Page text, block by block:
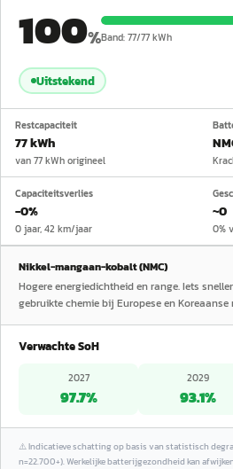
100%Band:77/77kWh
Uitstekend
Restcapaciteit
77 kWh
van 77 kWh origineel
Capaciteitsverlies
−0%
0 jaar, 42 km/jaar
~0
0%
Nikkel-mangaan-kobalt (NMC)
Hogere energiedichtheid en range. Iets
gebruikte chemie bij Europese en Koreaanse
Verwachte SoH
2027
97.7%
2029
93.1%
⚠️Indicatieve schatting op basis van statistisch
n=22.700+). Werkelijke batterijgezondheid kan